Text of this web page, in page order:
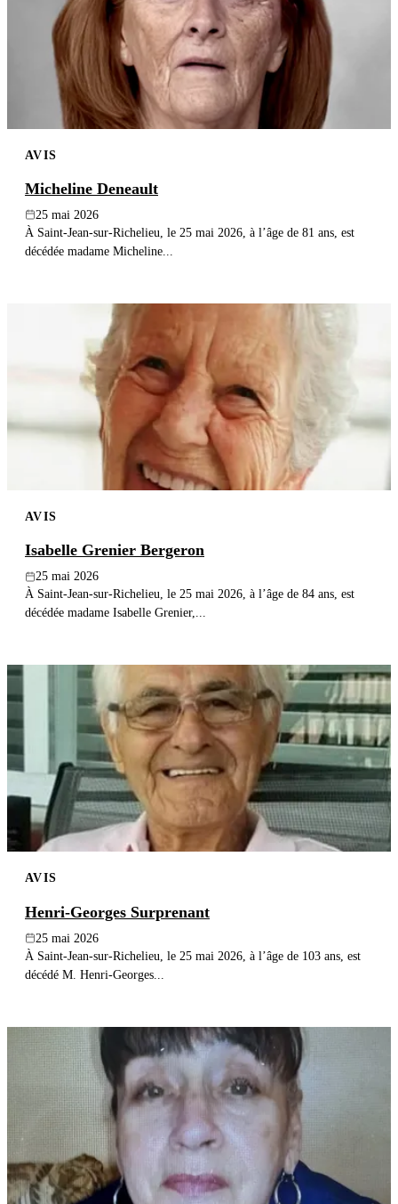
AVIS
Micheline Deneault
25 mai 2026
À Saint-Jean-sur-Richelieu, le 25 mai 2026, à l’âge de 81 ans, est
décédée madame Micheline...
AVIS
Isabelle Grenier Bergeron
25 mai 2026
À Saint-Jean-sur-Richelieu, le 25 mai 2026, à l’âge de 84 ans, est
décédée madame Isabelle Grenier,...
AVIS
Henri-Georges Surprenant
25 mai 2026
À Saint-Jean-sur-Richelieu, le 25 mai 2026, à l’âge de 103 ans, est
décédé M. Henri-Georges...